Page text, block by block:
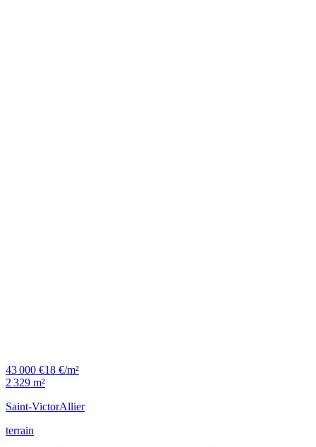
43 000 €18 €/m²
2 329 m²
Saint-VictorAllier
terrain